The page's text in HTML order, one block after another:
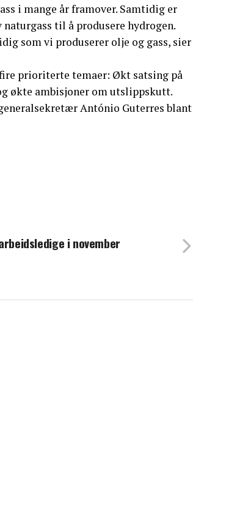
i mange år framover. Samtidig er
til å produsere hydrogen.
som vi produserer olje og gass, sier
prioriterte temaer: Økt satsing på
økte ambisjoner om utslippskutt.
António Guterres blant
i november